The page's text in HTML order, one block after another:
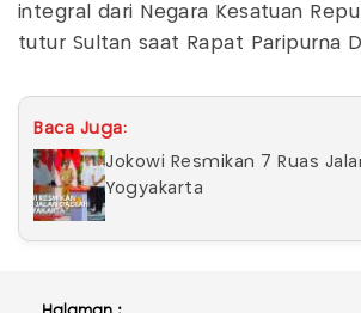
integral dari Negara Kesatuan
tutur Sultan saat Rapat Paripurna
Baca Juga:
Jokowi Resmikan 7 Ruas
Yogyakarta